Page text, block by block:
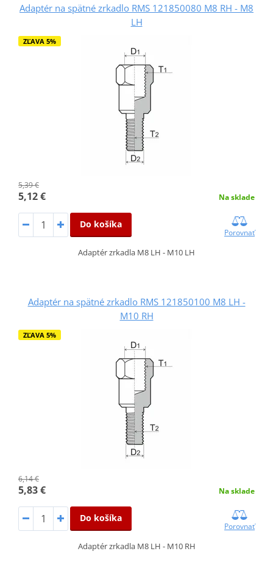
Adaptér na spätné zrkadlo RMS 121850080 M8 RH - M8
LH
ZĽAVA 5%
5,39 €
5,12 € Na sklade
Do košíka
Porovnať
Adaptér zrkadla M8 LH - M10 LH
Adaptér na spätné zrkadlo RMS 121850100 M8 LH -
M10 RH
ZĽAVA 5%
6,14 €
5,83 € Na sklade
Do košíka
Porovnať
Adaptér zrkadla M8 LH - M10 RH